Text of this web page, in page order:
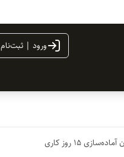
ورود | ثبت‌نام
آماده‌سازی15 روز کاری